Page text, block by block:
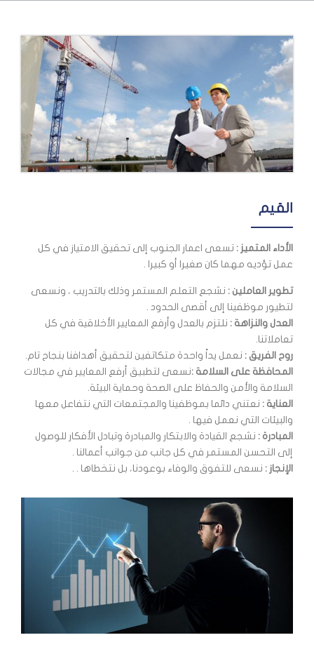
القيم
الأداء المتميز : تسعى اعمار الجنوب إلى تحقيق الامتياز في كل
عمل تؤديه مهما كان صغيرا أو كبيرا .
تطوير العاملين : نشجع التعلم المستمر وذلك بالتدريب ، ونسعى
لتطيور موظفينا إلى أقصى الحدود .
العدل والنزاهة : نلتزم بالعدل وأرفع المعايير الأخلاقية في كل
تعاملاتنا.
روح الفريق : نعمل يداً واحدة متكاتفين لتحقيق أهدافنا بنجاح تام.
المحافظة على السلامة :نسعى لتطبيق أرفع المعايير في مجالات
السلامة والأمن والحفاظ على الصحة وحماية البيئة.
العناية : نعتني دائما بموظفينا والمجتمعات التي نتفاعل معها
والبيئات التي نعمل فيها .
المبادرة : نشجع القيادة والابتكار والمبادرة وتبادل الأفكار للوصول
إلى التحسن المستمر في كل جانب من جوانب أعمالنا .
الإنجاز : نسعى للتفوق والوفاء بوعودنا، بل نتخطاها . .